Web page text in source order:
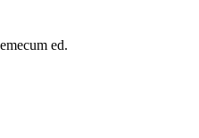
ed.